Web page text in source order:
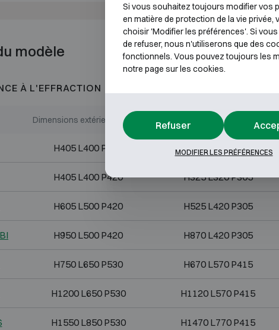
modèle
À L'EFFRACTION 1
Dimensions extérieures (mm) Dimensions internes (mm)
H405 L400 P270 H325 L320 P155
H405 L400 P420 H325 L320 P305
H605 L500 P420 H525 L420 P305
H950 L500 P420 H870 L420 P305
H750 L650 P530 H670 L570 P415
H1200 L650 P530 H1120 L570 P415
H1550 L850 P530 H1470 L770 P415
Si vous souhaitez toujours modifier vos
en matière de protection de la vie privée,
choisir 'Modifier les préférences'. Si
de refuser, nous n'utiliserons que des
fonctionnels. Vous pouvez toujours les
notre page sur les cookies.
Refuser
MODIFIER LES PRÉFÉRENCES